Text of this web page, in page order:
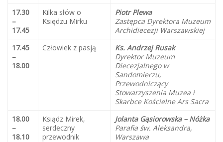
17.30
–
17.45
Kilka słów o
Księdzu Mirku
Piotr Plewa
Zastępca Dyrektora Muzeum
Archidiecezji Warszawskiej
17.45
–
18.00
Człowiek z pasją
Ks. Andrzej Rusak
Dyrektor Muzeum
Diecezjalnego w
Sandomierzu,
Przewodniczący
Stowarzyszenia Muzea i
Skarbce Kościelne Ars Sacra
18.00
–
18.10
Ksiądz Mirek,
serdeczny
przewodnik
Jolanta Gąsiorowska – Nóżka
Parafia św. Aleksandra,
Warszawa